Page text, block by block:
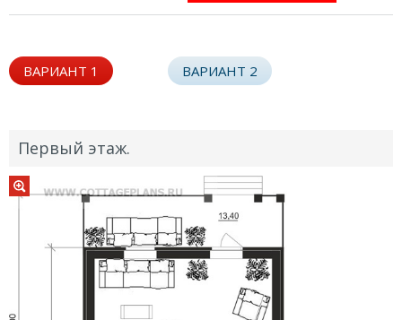
ВАРИАНТ 1 ВАРИАНТ 2
Первый этаж.